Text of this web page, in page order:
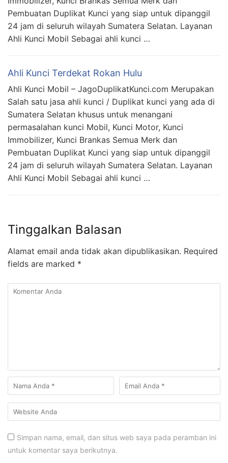
Pembuatan Duplikat Kunci yang siap untuk dipanggil
24 jam di seluruh wilayah Sumatera Selatan. Layanan
Ahli Kunci Mobil Sebagai ahli kunci …
Ahli Kunci Terdekat Rokan Hulu
Ahli Kunci Mobil – JagoDuplikatKunci.com Merupakan
Salah satu jasa ahli kunci / Duplikat kunci yang ada di
Sumatera Selatan khusus untuk menangani
permasalahan kunci Mobil, Kunci Motor, Kunci
Immobilizer, Kunci Brankas Semua Merk dan
Pembuatan Duplikat Kunci yang siap untuk dipanggil
24 jam di seluruh wilayah Sumatera Selatan. Layanan
Ahli Kunci Mobil Sebagai ahli kunci …
Tinggalkan Balasan
Alamat email anda tidak akan dipublikasikan. Required
fields are marked *
Simpan nama, email, dan situs web saya pada peramban ini
untuk komentar saya berikutnya.